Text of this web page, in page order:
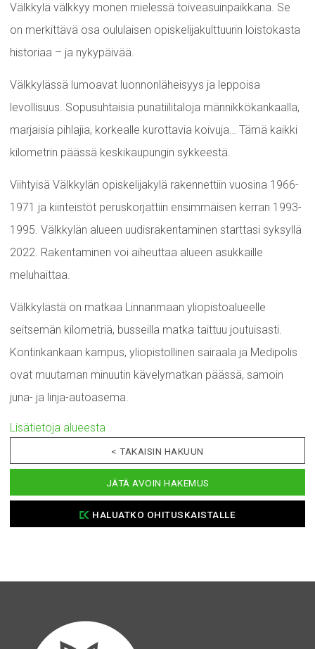
Välkkylä välkkyy monen mielessä toiveasuinpaikkana. Se
on merkittävä osa oululaisen opiskelijakulttuurin loistokasta
historiaa – ja nykypäivää.
Välkkylässä lumoavat luonnonläheisyys ja leppoisa
levollisuus. Sopusuhtaisia punatiilitaloja männikkökankaalla,
marjaisia pihlajia, korkealle kurottavia koivuja… Tämä kaikki
kilometrin päässä keskikaupungin sykkeestä.
Viihtyisä Välkkylän opiskelijakylä rakennettiin vuosina 1966-
1971 ja kiinteistöt peruskorjattiin ensimmäisen kerran 1993-
1995. Välkkylän alueen uudisrakentaminen starttasi syksyllä
2022. Rakentaminen voi aiheuttaa alueen asukkaille
meluhaittaa.
Välkkylästä on matkaa Linnanmaan yliopistoalueelle
seitsemän kilometriä, busseilla matka taittuu joutuisasti.
Kontinkankaan kampus, yliopistollinen sairaala ja Medipolis
ovat muutaman minuutin kävelymatkan päässä, samoin
juna- ja linja-autoasema.
Lisätietoja alueesta
< TAKAISIN HAKUUN
JÄTÄ AVOIN HAKEMUS
HALUATKO OHITUSKAISTALLE